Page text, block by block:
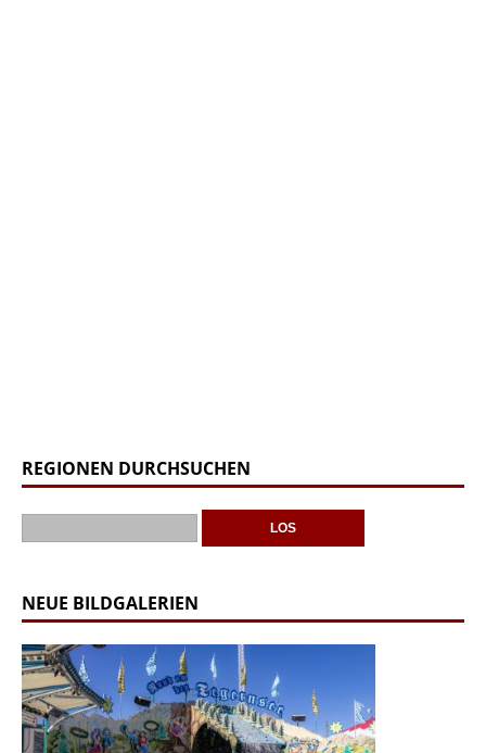
REGIONEN DURCHSUCHEN
NEUE BILDGALERIEN